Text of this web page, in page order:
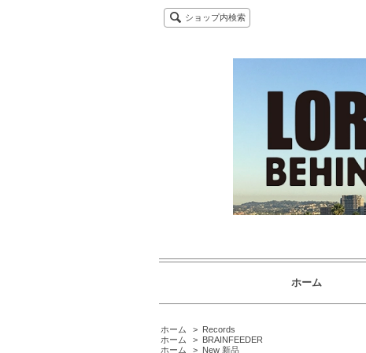
ショップ内検索
ホーム
ホーム >
Records
ホーム
>
BRAINFEEDER
ホーム
> New 新品